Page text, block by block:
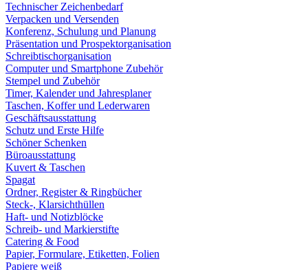
Technischer Zeichenbedarf
Verpacken und Versenden
Konferenz, Schulung und Planung
Präsentation und Prospektorganisation
Schreibtischorganisation
Computer und Smartphone Zubehör
Stempel und Zubehör
Timer, Kalender und Jahresplaner
Taschen, Koffer und Lederwaren
Geschäftsausstattung
Schutz und Erste Hilfe
Schöner Schenken
Büroausstattung
Kuvert & Taschen
Spagat
Ordner, Register & Ringbücher
Steck-, Klarsichthüllen
Haft- und Notizblöcke
Schreib- und Markierstifte
Catering & Food
Papier, Formulare, Etiketten, Folien
Papiere weiß